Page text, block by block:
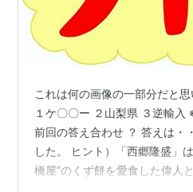
これは何の画像の一部分だと
１ケ〇〇ー ２山梨県 ３逆輸入
前回の答え合わせ ？ 答えは・
した。 ヒント）「西郷隆盛」
橋屋”のくず餅を愛食した偉人